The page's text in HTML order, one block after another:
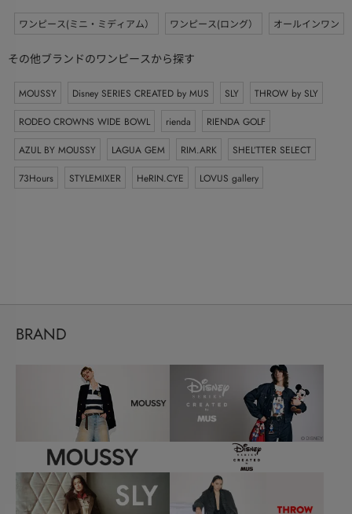
ワンピース(ミニ・ミディアム） ワンピース(ロング） オールインワン
その他ブランドのワンピースから探す
MOUSSY Disney SERIES CREATED by MUS SLY
THROW by SLY
RODEO CROWNS WIDE BOWL
rienda
RIENDA GOLF
AZUL BY MOUSSY
LAGUA GEM RIM.ARK
SHEL’TTER SELECT
73Hours
STYLEMIXER HeRIN.CYE LOVUS gallery
BRAND